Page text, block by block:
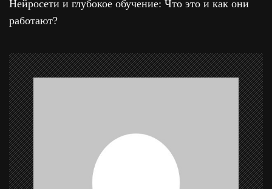
и
а
ц
и
я
п
Нейросети и глубокое обучение: Что это и как они
работают?